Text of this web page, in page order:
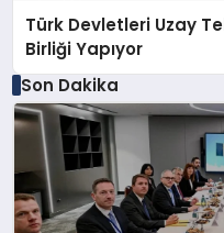
Türk Devletleri Uzay
Birliği Yapıyor
Son Dakika